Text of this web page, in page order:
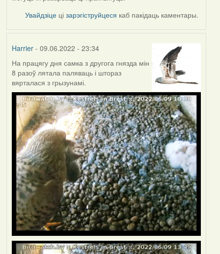
Увайдзіце цізарэгіструйцеся каб пакідаць каментары.
Harrier- 09.06.2022 - 23:34
На працягу дня самка з другога гнязда мін
8 разоў лятала паляваць і штораз
вярталася з грызунамі.